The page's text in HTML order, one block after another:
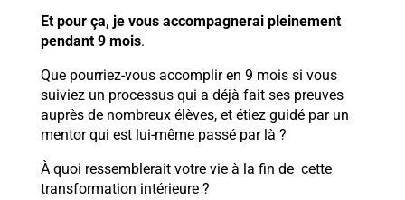
Et pour ça, je vous accompagnerai pleinement
pendant 9 mois.
Que pourriez-vous accomplir en 9 mois si vous
suiviez un processus qui a déjà fait ses preuves
auprès de nombreux élèves, et étiez guidé par un
mentor qui est lui-même passé par là ?
À quoi ressemblerait votre vie à la fin de cette
transformation intérieure ?